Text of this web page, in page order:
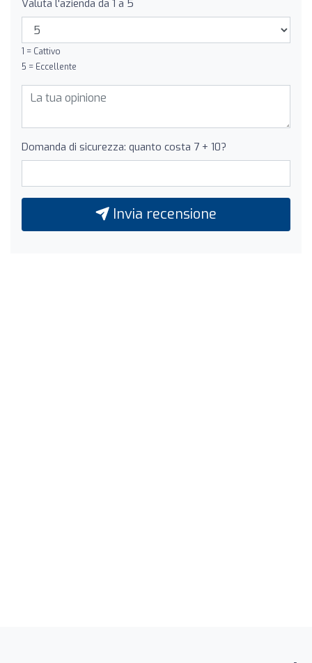
Valuta l'azienda da 1 a 5
1 = Cattivo
5 = Eccellente
Domanda di sicurezza: quanto costa 7 + 10?
Invia recensione